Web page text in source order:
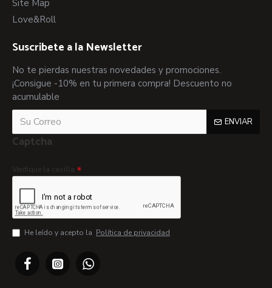
Site Map
Love&Roll
Suscribete a la Newsletter
No te pierdas nuestras novedades y promociones.
¡Consigue -10% en tu primera compra! Descuento no
acumulable
ENVIAR
Captcha
Verifique la casilla
He leído y acepto la Política de privacidad